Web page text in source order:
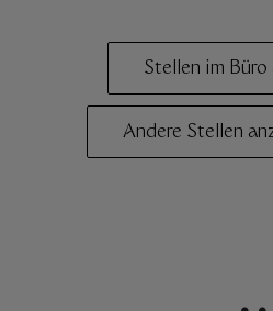
Stellen im Büro
Andere Stellen